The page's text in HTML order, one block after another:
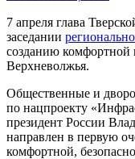
7 апреля глава
заседании
созданию комфортной
Верхневолжья.
Общественные и
по нацпроекту
президент России
направлен в первую
комфортной,